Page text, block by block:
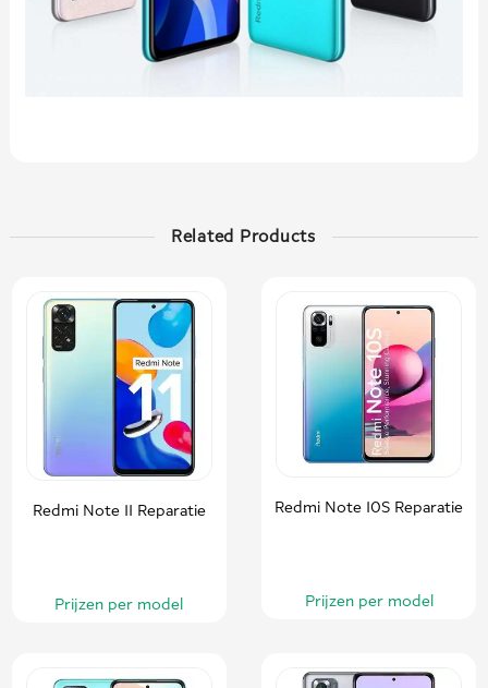
Related Products
Redmi Note 11 Reparatie
Prijzen per model
Redmi Note 10S Reparatie
Prijzen per model